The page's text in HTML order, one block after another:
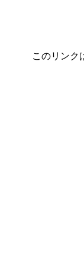
このリンク